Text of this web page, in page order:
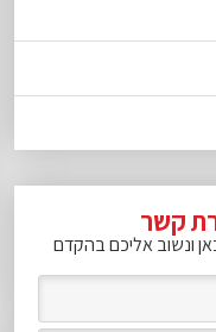
קשר
ונשוב אליכם בהקדם